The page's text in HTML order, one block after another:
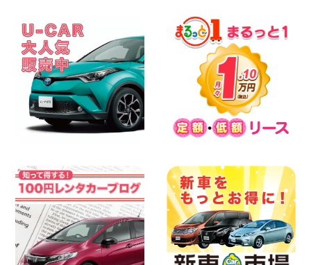
※※超格安日額5,800円※※荷物運びに最適
の軽バンのレンタカー!! 出雲ドーム前店
島根県 出雲ドーム前店
100円レンタカー 出雲ドーム前
2026年08月05日
三河安城店 人気のハイブリッドレンタカ
ー♪新型プリウスご予約受付中です! 愛知
県 三河安城店
人気のスペイドワゴン ライトブルーで登
場です! 東京都 羽田空港店
100円レンタカー 羽田空港
2026年08月04日
【カーシェアのレンタカーが2台になりま
した!】 岐阜県 各務原那加店
100円レンタカー 各務原那加
2026年08月04日